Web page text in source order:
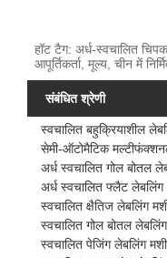
हॉट टैग: अर्ध-स्वचालित
आपूर्तिकर्ता, मूल्य, चीन में
संबंधित श्रेणी
स्वचालित बहुक्रियाशील
सेमी-ऑटोमैटिक
अर्ध स्वचालित गोल बोतल
अर्ध स्वचालित फ्लैट लेबलिंग
स्वचालित क्षैतिज लेबलिंग
स्वचालित गोल बोतल
स्वचालित पेजिंग लेबलिंग